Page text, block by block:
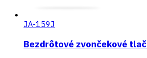
JA-159J
Bezdrôtové zvončekové